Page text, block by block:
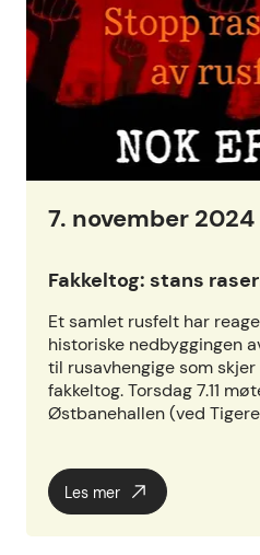
7. november 2024
Fakkeltog: stans
Et samlet rusfelt har
historiske nedbyggingen
til rusavhengige som
fakkeltog. Torsdag 7.11
Østbanehallen (ved
Les mer